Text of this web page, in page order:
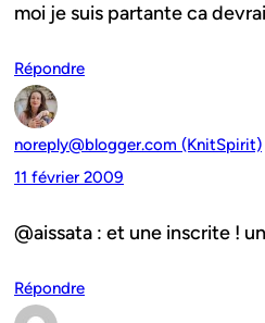
moi je suis partante ca
Répondre
noreply@blogger.com (KnitSpirit)
11 février 2009
@aissata : et une inscrite !
Répondre